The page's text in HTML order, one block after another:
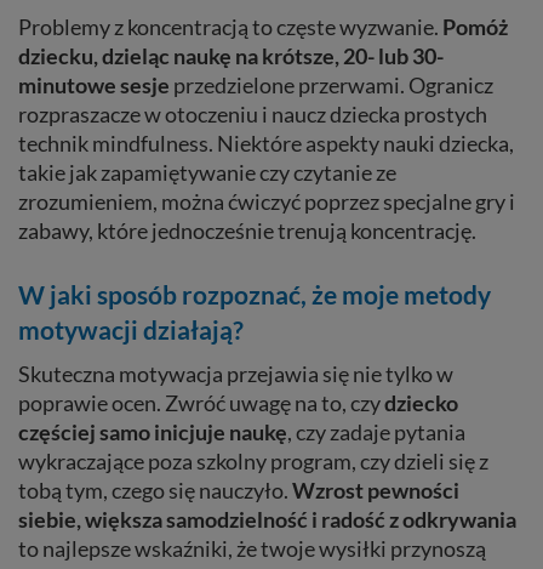
Problemy z koncentracją to częste wyzwanie. Pomóż
dziecku, dzieląc naukę na krótsze, 20- lub 30-
minutowe sesje przedzielone przerwami. Ogranicz
rozpraszacze w otoczeniu i naucz dziecka prostych
technik mindfulness. Niektóre aspekty nauki dziecka,
takie jak zapamiętywanie czy czytanie ze
zrozumieniem, można ćwiczyć poprzez specjalne gry i
zabawy, które jednocześnie trenują koncentrację.
W jaki sposób rozpoznać, że moje metody
motywacji działają?
Skuteczna motywacja przejawia się nie tylko w
poprawie ocen. Zwróć uwagę na to, czydziecko
częściej samo inicjuje naukę, czy zadaje pytania
wykraczające poza szkolny program, czy dzieli się z
tobą tym, czego się nauczyło.Wzrost pewności
siebie, większa samodzielność i radość z odkrywania
to najlepsze wskaźniki, że twoje wysiłki przynoszą